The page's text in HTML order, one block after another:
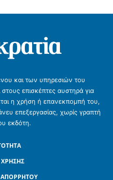
και των υπηρεσιών του
επισκέπτες αυστηρά για
η χρήση ή επανεκπομπή του,
επεξεργασίας, χωρίς γραπτή
εκδότη.
ΑΠΟΡΡΗΤΟΥ